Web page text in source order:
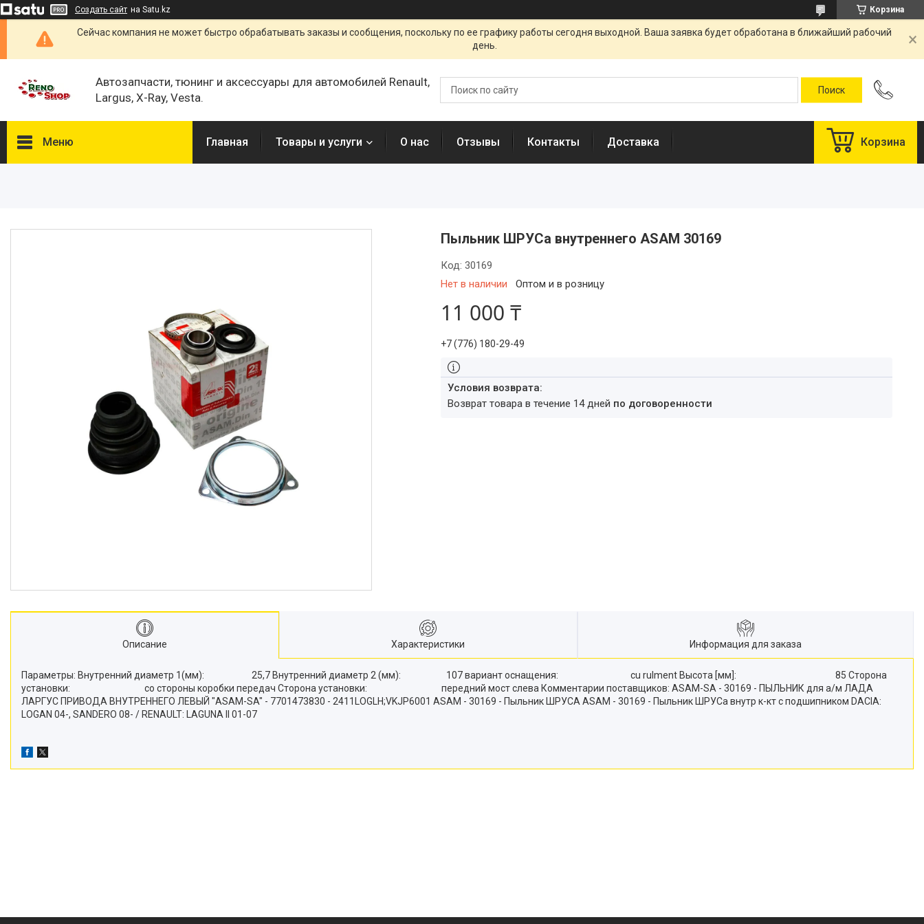
Создать сайт на Satu.kz Корзина
Сейчас компания не может быстро обрабатывать заказы и сообщения, поскольку по ее графику работы сегодня выходной. Ваша заявка будет обработана в ближайший рабочий
день.
Автозапчасти, тюнинг и аксессуары для автомобилей Renault,
Largus, X-Ray, Vesta.
Меню Главная Товары и услуги О нас Отзывы Контакты Доставка Корзина
Пыльник ШРУСа внутреннего ASAM 30169
Нет в наличии Оптом и в розницу
Код:30169
11 000 ₸
+7 (776) 180-29-49
возврат товара в течение 14 дней по договоренности
Описание Характеристики Информация для заказа
Параметры: Внутренний диаметр 1(мм): 25,7 Внутренний диаметр 2 (мм): 107 вариант оснащения: cu rulment Высота [мм]: 85 Сторона
установки: со стороны коробки передач Сторона установки: передний мост слева Комментарии поставщиков: ASAM-SA - 30169 - ПЫЛЬНИК для а/м ЛАДА
ЛАРГУС ПРИВОДА ВНУТРЕННЕГО ЛЕВЫЙ "ASAM-SA" - 7701473830 - 2411LOGLH;VKJP6001 ASAM - 30169 - Пыльник ШРУСА ASAM - 30169 - Пыльник ШРУСа внутр к-кт с подшипником DACIA:
LOGAN 04-, SANDERO 08- / RENAULT: LAGUNA II 01-07